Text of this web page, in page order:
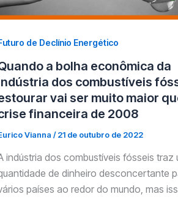
de Declínio Energético
a bolha econômica da
dos combustíveis
vai ser muito maior
financeira de 2008
Vianna/21 de outubro de 2022
indústria dos combustíveis fósseis traz
de dinheiro desconcertante
países ao redor do mundo, mas